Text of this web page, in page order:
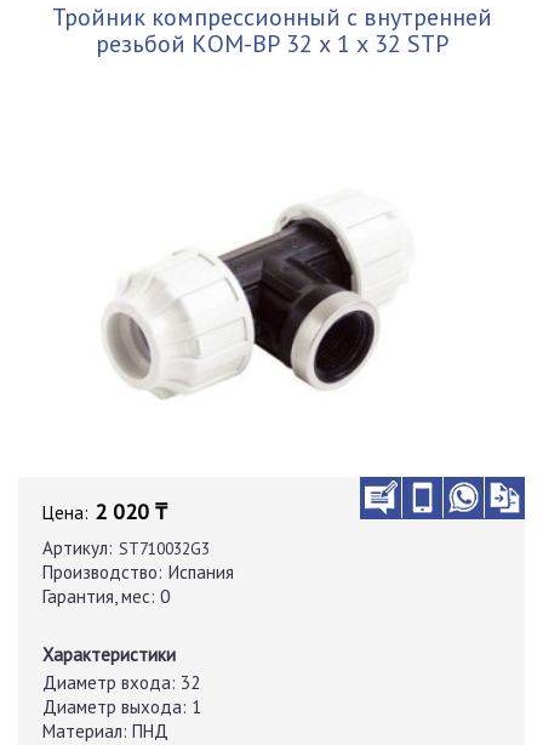
Тройник компрессионный с внутренней
резьбой КОМ-ВР 32 х 1 х 32 STP
Цена: 2 020 ₸
Артикул: ST710032G3
Производство: Испания
Гарантия, мес: 0
Характеристики
Диаметр входа: 32
Диаметр выхода: 1
Материал: ПНД